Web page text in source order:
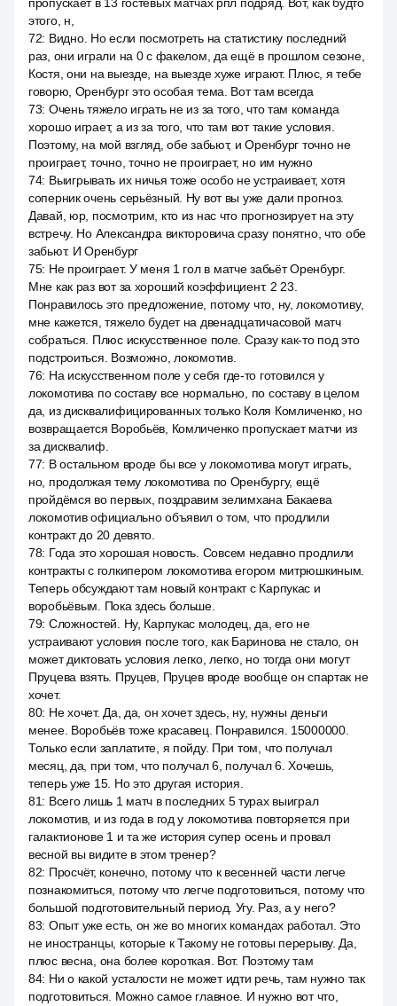
этого, н,
72: Видно. Но если посмотреть на статистику последний
раз, они играли на 0 с факелом, да ещё в прошлом сезоне,
Костя, они на выезде, на выезде хуже играют. Плюс, я тебе
говорю, Оренбург это особая тема. Вот там всегда
73: Очень тяжело играть не из за того, что там команда
хорошо играет, а из за того, что там вот такие условия.
Поэтому, на мой взгляд, обе забьют, и Оренбург точно не
проиграет, точно, точно не проиграет, но им нужно
74: Выигрывать их ничья тоже особо не устраивает, хотя
соперник очень серьёзный. Ну вот вы уже дали прогноз.
Давай, юр, посмотрим, кто из нас что прогнозирует на эту
встречу. Но Александра викторовича сразу понятно, что обе
забьют. И Оренбург
75: Не проиграет. У меня 1 гол в матче забьёт Оренбург.
Мне как раз вот за хороший коэффициент. 2 23.
Понравилось это предложение, потому что, ну, локомотиву,
мне кажется, тяжело будет на двенадцатичасовой матч
собраться. Плюс искусственное поле. Сразу как-то под это
подстроиться. Возможно, локомотив.
76: На искусственном поле у себя где-то готовился у
локомотива по составу все нормально, по составу в целом
да, из дисквалифицированных только Коля Комличенко, но
возвращается Воробьёв, Комличенко пропускает матчи из
за дисквалиф.
77: В остальном вроде бы все у локомотива могут играть,
но, продолжая тему локомотива по Оренбургу, ещё
пройдёмся во первых, поздравим зелимхана Бакаева
локомотив официально объявил о том, что продлили
контракт до 20 девято.
78: Года это хорошая новость. Совсем недавно продлили
контракты с голкипером локомотива егором митрюшкиным.
Теперь обсуждают там новый контракт с Карпукас и
воробьёвым. Пока здесь больше.
79: Сложностей. Ну, Карпукас молодец, да, его не
устраивают условия после того, как Баринова не стало, он
может диктовать условия легко, легко, но тогда они могут
Пруцева взять. Пруцев, Пруцев вроде вообще он спартак не
хочет.
80: Не хочет. Да, да, он хочет здесь, ну, нужны деньги
менее. Воробьёв тоже красавец. Понравился. 15000000.
Только если заплатите, я пойду. При том, что получал
месяц, да, при том, что получал 6, получал 6. Хочешь,
теперь уже 15. Но это другая история.
81: Всего лишь 1 матч в последних 5 турах выиграл
локомотив, и из года в год у локомотива повторяется при
галактионове 1 и та же история супер осень и провал
весной вы видите в этом тренер?
82: Просчёт, конечно, потому что к весенней части легче
познакомиться, потому что легче подготовиться, потому что
большой подготовительный период. Угу. Раз, а у него?
83: Опыт уже есть, он же во многих командах работал. Это
не иностранцы, которые к Такому не готовы перерыву. Да,
плюс весна, она более короткая. Вот. Поэтому там
84: Ни о какой усталости не может идти речь, там нужно так
подготовиться. Можно самое главное. И нужно вот что,